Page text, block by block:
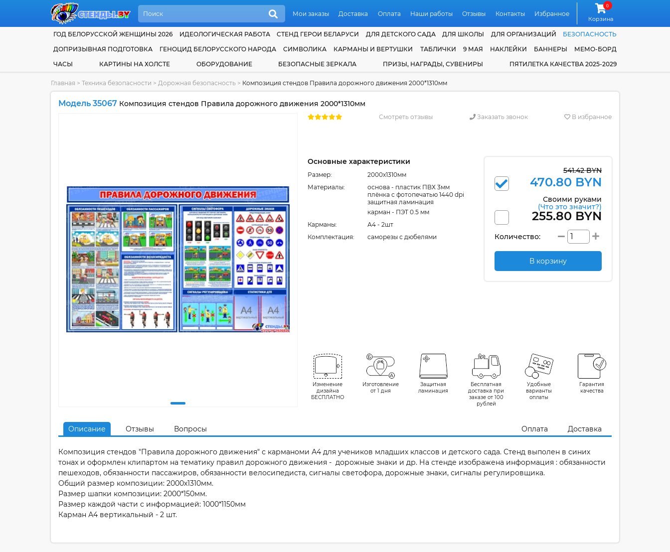
Мои заказы Доставка Оплата Наши работы Отзывы Контакты Избранное
0
Корзина
ГОД БЕЛОРУССКОЙ ЖЕНЩИНЫ 2026 ИДЕОЛОГИЧЕСКАЯ РАБОТА СТЕНД ГЕРОИ БЕЛАРУСИ ДЛЯ ДЕТСКОГО САДА ДЛЯ ШКОЛЫ ДЛЯ ОРГАНИЗАЦИЙ
БЕЗОПАСНОСТЬ
ДОПРИЗЫВНАЯ ПОДГОТОВКА
ГЕНОЦИД БЕЛОРУССКОГО НАРОДА СИМВОЛИКА КАРМАНЫ И ВЕРТУШКИ ТАБЛИЧКИ 9 МАЯ НАКЛЕЙКИ БАННЕРЫ
МЕМО-БОРД
ЧАСЫ
КАРТИНЫ НА ХОЛСТЕ ОБОРУДОВАНИЕ БЕЗОПАСНЫЕ ЗЕРКАЛА ПРИЗЫ, НАГРАДЫ, СУВЕНИРЫ ПЯТИЛЕТКА КАЧЕСТВА 2025-2029
Главная > Техника безопасности > Дорожная безопасность > Композиция стендов Правила дорожного движения 2000*1310мм
Модель 35067 Композиция стендов Правила дорожного движения 2000*1310мм
Смотреть отзывы Заказать звонок В избранное
Основные характеристики
Размер:
2000x1310мм
Материалы:
основа - пластик ПВХ 3мм
плёнка с фотопечатью 1440 dpi
защитная ламинация
карман - ПЭТ 0.5 мм
Карманы:
А4 - 2шт
Комплектация:
cаморезы с дюбелями
541.42 BYN
470.80 BYN
Своими руками
(Что это значит?)
255.80 BYN
Количество:
В корзину
Изменение
дизайна
БЕСПЛАТНО
Изготовление
от 1 дня
Защитная
ламинация
Бесплатная
доставка при
заказе от 100
рублей
Удобные
варианты
оплаты
Гарантия
качества
Описание Отзывы Вопросы Оплата Доставка
Композиция стендов "Правила дорожного движения" с карманоми А4 для учеников младших классов и детского сада. Стенд выполен в синих
тонах и оформлен клипартом на тематику правил дорожного движения - дорожные знаки и др. На стенде изображена информация : обязанности
пешеходов, обязанности пассажиров, обязанности велосипедиста, сигналы светофора, дорожные знаки, сигналы регулировщика.
Общий размер композиции: 2000х1310мм.
Размер шапки композиции: 2000*150мм.
Размер каждой части с информацией: 1000*1150мм
Карман А4 вертикальный - 2 шт.